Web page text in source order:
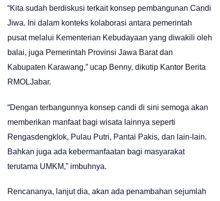
“Kita sudah berdiskusi terkait konsep pembangunan Candi
Jiwa. Ini dalam konteks kolaborasi antara pemerintah
pusat melalui Kementerian Kebudayaan yang diwakili oleh
balai, juga Pemerintah Provinsi Jawa Barat dan
Kabupaten Karawang,” ucap Benny, dikutip Kantor Berita
RMOLJabar.
“Dengan terbangunnya konsep candi di sini semoga akan
memberikan manfaat bagi wisata lainnya seperti
Rengasdengklok, Pulau Putri, Pantai Pakis, dan lain-lain.
Bahkan juga ada kebermanfaatan bagi masyarakat
terutama UMKM,” imbuhnya.
Rencananya, lanjut dia, akan ada penambahan sejumlah